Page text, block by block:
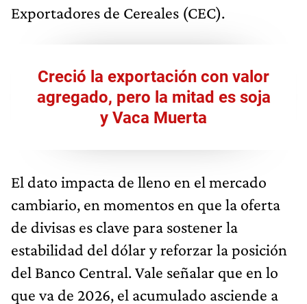
Exportadores de Cereales (CEC).
Creció la exportación con valor
agregado, pero la mitad es soja
y Vaca Muerta
El dato impacta de lleno en el mercado
cambiario, en momentos en que la oferta
de divisas es clave para sostener la
estabilidad del dólar y reforzar la posición
del Banco Central. Vale señalar que en lo
que va de 2026, el acumulado asciende a